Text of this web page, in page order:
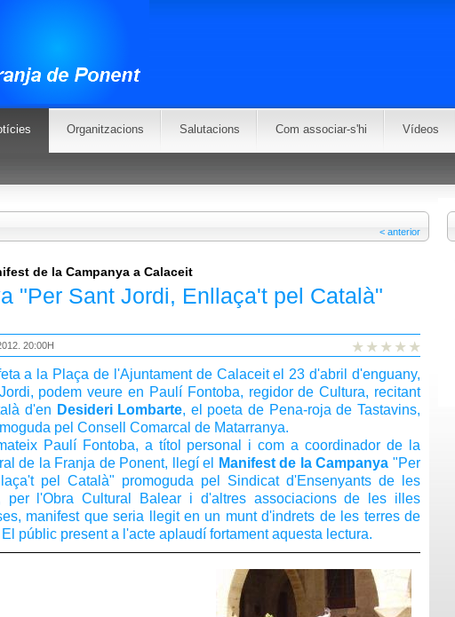
Organitzacions Salutacions Com associar-s'hi Vídeos
< anterior
de la Campanya a Calaceit
"Per Sant Jordi, Enllaça't pel Català"
20:00H
a la Plaça de l'Ajuntament de Calaceit el 23 d'abril d'enguany,
podem veure en Paulí Fontoba, regidor de Cultura, recitant
d'en Desideri Lombarte, el poeta de Pena-roja de Tastavins,
pel Consell Comarcal de Matarranya.
Paulí Fontoba, a títol personal i com a coordinador de la
de la Franja de Ponent, llegí el
Manifest de la Campanya "Per
pel Català" promoguda pel Sindicat d'Ensenyants de les
per l'Obra Cultural Balear i d'altres associacions de les illes
manifest que seria llegit en un munt d'indrets de les terres de
públic present a l'acte aplaudí fortament aquesta lectura.